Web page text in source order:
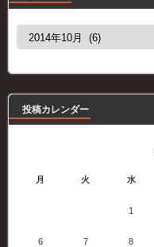
過
事
投稿カレンダー
月 火 水
1
6 7 8